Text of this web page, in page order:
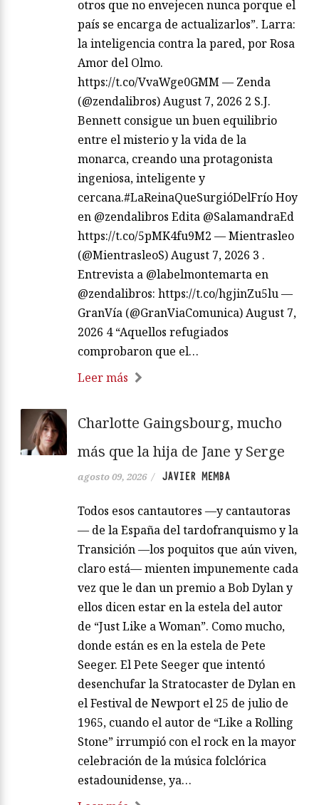
otros que no envejecen nunca porque el
país se encarga de actualizarlos”. Larra:
la inteligencia contra la pared, por Rosa
Amor del Olmo.
https://t.co/VvaWge0GMM — Zenda
(@zendalibros) August 7, 2026 2 S.J.
Bennett consigue un buen equilibrio
entre el misterio y la vida de la
monarca, creando una protagonista
ingeniosa, inteligente y
cercana.#LaReinaQueSurgióDelFrío Hoy
en @zendalibros Edita @SalamandraEd
https://t.co/5pMK4fu9M2 — Mientrasleo
(@MientrasleoS) August 7, 2026 3 .
Entrevista a @labelmontemarta en
@zendalibros: https://t.co/hgjinZu5lu —
GranVía (@GranViaComunica) August 7,
2026 4 “Aquellos refugiados
comprobaron que el…
Leer más
Charlotte Gaingsbourg, mucho
más que la hija de Jane y Serge
agosto 09, 2026 / JAVIER MEMBA
Todos esos cantautores —y cantautoras
— de la España del tardofranquismo y la
Transición —los poquitos que aún viven,
claro está— mienten impunemente cada
vez que le dan un premio a Bob Dylan y
ellos dicen estar en la estela del autor
de “Just Like a Woman”. Como mucho,
donde están es en la estela de Pete
Seeger. El Pete Seeger que intentó
desenchufar la Stratocaster de Dylan en
el Festival de Newport el 25 de julio de
1965, cuando el autor de “Like a Rolling
Stone” irrumpió con el rock en la mayor
celebración de la música folclórica
estadounidense, ya…